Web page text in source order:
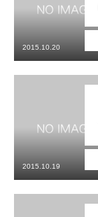
2015.10.20
2015.10.19